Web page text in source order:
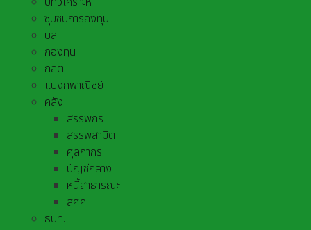
ซุบซิบการลงทุน
บล.
กองทุน
กลต.
แบงก์พาณิชย์
คลัง
สรรพกร
สรรพสามิต
ศุลกากร
บัญชีกลาง
หนี้สาธารณะ
สศค.
ธปท.